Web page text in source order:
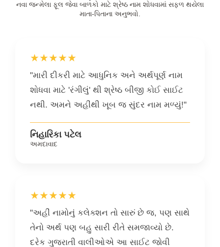
નવા જન્મેલા ફૂલ જેવા બાળકો માટે શ્રેષ્ઠ નામ શોધવામાં સફળ થયેલા
માતા-પિતાના અનુભવો.
★★★★★
"મારી દીકરી માટે આધુનિક અને અર્થપૂર્ણ નામ
શોધવા માટે 'રંગીલું' થી શ્રેષ્ઠ બીજી કોઈ સાઈટ
નથી. અમને અહીંથી ખૂબ જ સુંદર નામ મળ્યું!"
નિહારિકા પટેલ
અમદાવાદ
★★★★★
"અહીં નામોનું કલેક્શન તો સારું છે જ, પણ સાથે
તેનો અર્થ પણ બહુ સારી રીતે સમજાવ્યો છે.
દરેક ગુજરાતી વાલીઓએ આ સાઈટ જોવી